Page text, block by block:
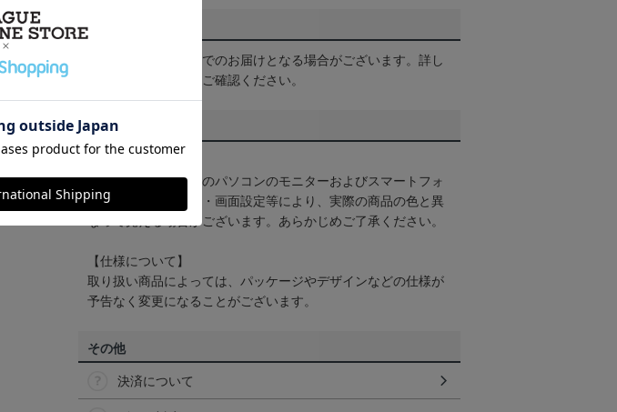
配送方法について
一部商品はメール便でのお届けとなる場合がございます。詳し
をご確認ください。
商品について
商品画像は、お使いのパソコンのモニターおよびスマートフォ
ンのメーカー・機種・画面設定等により、実際の商品の色と異
なって見える場合がございます。あらかじめご了承ください。
【仕様について】
取り扱い商品によっては、パッケージやデザインなどの仕様が
予告なく変更になることがございます。
その他
決済について